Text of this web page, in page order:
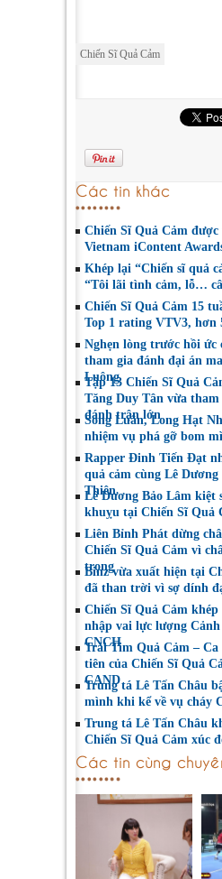
Chiến Sĩ Quả Cảm
Các tin khác
Chiến Sĩ Quả Cảm
Vietnam iContent
Khép lại “Chiến sĩ quả
“Tôi lãi tình cảm, lỗ…
Chiến Sĩ Quả Cảm 15
Top 1 rating VTV3, hơn
Nghẹn lòng trước hồi ức
tham gia đánh đại án
Luông
Tập 13 Chiến Sĩ Quả
Tăng Duy Tân vừa tham
đánh trận lớn
Song Luân, Long Hạt
nhiệm vụ phá gỡ bom
Rapper Đinh Tiến Đạt
quả cảm cùng Lê
Thiên
Lê Dương Bảo Lâm kiệt
khuỵu tại Chiến Sĩ Quả
Liên Bỉnh Phát dừng
Chiến Sĩ Quả Cảm vì
trọng
Binz vừa xuất hiện tại
đã than trời vì sợ dính
Chiến Sĩ Quả Cảm
nhập vai lực lượng
CNCH
Trái Tim Quả Cảm – Ca
tiên của Chiến Sĩ Quả
CAND
Trung tá Lê Tấn Châu
mình khi kể về vụ cháy
Trung tá Lê Tấn Châu
Chiến Sĩ Quả Cảm xúc
Các tin cùng